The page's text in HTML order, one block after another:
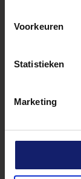
Voorkeuren
Statistieken
Marketing
4 PO
Actualiteiten
prof. mr. dr.